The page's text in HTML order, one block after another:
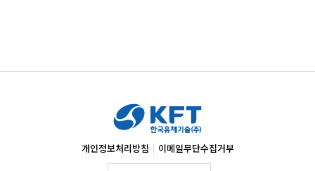
개인정보처리방침 이메일무단수집거부